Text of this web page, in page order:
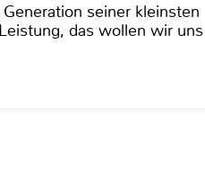
seiner kleinsten
das wollen wir uns